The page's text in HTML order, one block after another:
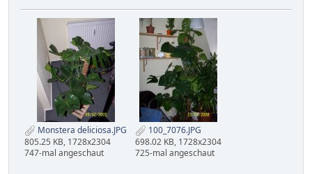
Monstera deliciosa.JPG
805.25 KB, 1728x2304
747-mal angeschaut
100_7076.JPG
698.02 KB, 1728x2304
725-mal angeschaut